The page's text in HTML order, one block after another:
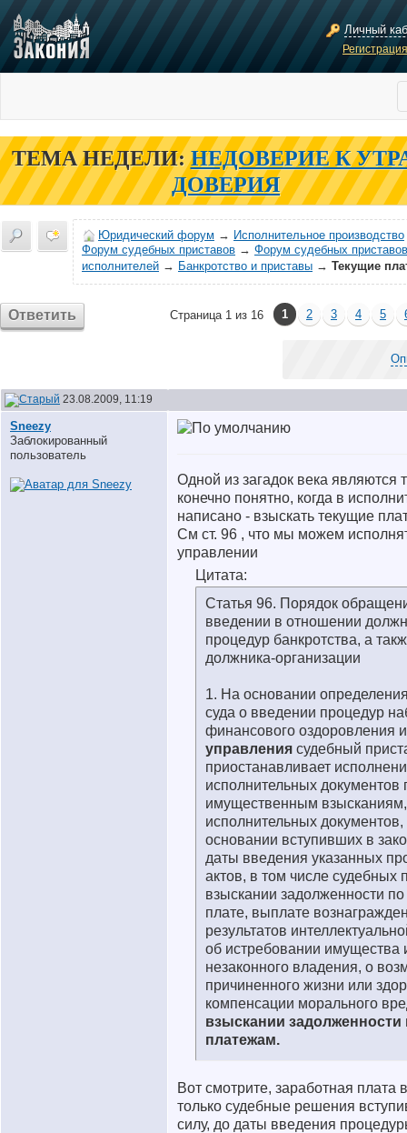
Личный
ТЕМА НЕДЕЛИ: НЕДОВЕРИЕ К
ДОВЕРИЯ
Юридический форум → Исполнительное производство
Форум судебных приставов → Форум судебных
исполнителей → Банкротство и приставы → Текущие
Ответить Страница 1 из 16 1 2 3 4 5
23.08.2009, 11:19
Sneezy
Заблокированный
пользователь
Одной из загадок века являются
конечно понятно, когда в
написано - взыскать текущие
См ст. 96 , что мы можем
управлении
Цитата:
Статья 96. Порядок
введении в отношении
процедур банкротства, а
должника-организации
1. На основании
суда о введении процедур
финансового оздоровления
управления судебный
приостанавливает
исполнительных документов
имущественным
исполнительных
основании вступивших в
даты введения указанных
актов, в том числе судебных
взыскании задолженности
плате, выплате
результатов
об истребовании имущества
незаконного владения, о
причиненного жизни или
компенсации морального
взыскании
платежам.
Вот смотрите, заработная плата
только судебные решения
силу, до даты введения